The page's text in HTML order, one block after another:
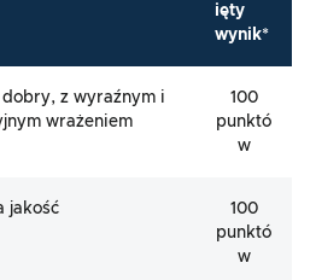
ięty
wynik*
dobry, z wyraźnym i
wrażeniem
100
punktó
w
jakość
100
punktó
w